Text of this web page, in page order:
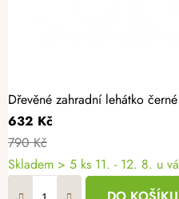
Dřevěné zahradní lehátko černé
632 Kč
790 Kč
Skladem > 5 ks 11. - 12. 8. u